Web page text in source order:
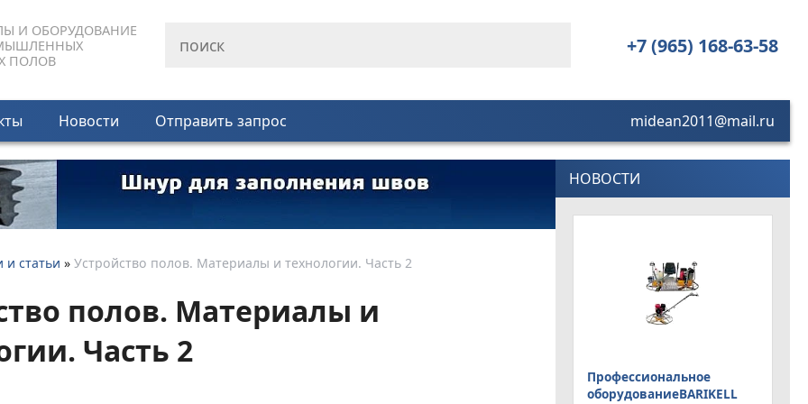
И ОБОРУДОВАНИЕ
ПОЛОВ
+7 (965) 168-63-58
Новости Отправить запрос midean2011@mail.ru
и статьи » Устройство полов. Материалы и технологии. Часть 2
полов. Материалы и
Часть 2
НОВОСТИ
Профессиональное
оборудованиеBARIKELL